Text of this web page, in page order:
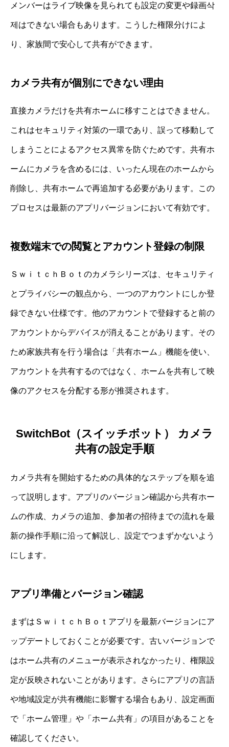
メンバーはライブ映像を見られても設定の変更や録画삭
제はできない場合もあります。こうした権限分けによ
り、家族間で安心して共有ができます。
カメラ共有が個別にできない理由
直接カメラだけを共有ホームに移すことはできません。
これはセキュリティ対策の一環であり、誤って移動して
しまうことによるアクセス異常を防ぐためです。共有ホ
ームにカメラを含めるには、いったん現在のホームから
削除し、共有ホームで再追加する必要があります。この
プロセスは最新のアプリバージョンにおいて有効です。
複数端末での閲覧とアカウント登録の制限
ＳｗｉｔｃｈＢｏｔのカメラシリーズは、セキュリティ
とプライバシーの観点から、一つのアカウントにしか登
録できない仕様です。他のアカウントで登録すると前の
アカウントからデバイスが消えることがあります。その
ため家族共有を行う場合は「共有ホーム」機能を使い、
アカウントを共有するのではなく、ホームを共有して映
像のアクセスを分配する形が推奨されます。
SwitchBot（スイッチボット） カメラ
共有の設定手順
カメラ共有を開始するための具体的なステップを順を追
って説明します。アプリのバージョン確認から共有ホー
ムの作成、カメラの追加、参加者の招待までの流れを最
新の操作手順に沿って解説し、設定でつまずかないよう
にします。
アプリ準備とバージョン確認
まずはＳｗｉｔｃｈＢｏｔアプリを最新バージョンにア
ップデートしておくことが必要です。古いバージョンで
はホーム共有のメニューが表示されなかったり、権限設
定が反映されないことがあります。さらにアプリの言語
や地域設定が共有機能に影響する場合もあり、設定画面
で「ホーム管理」や「ホーム共有」の項目があることを
確認してください。